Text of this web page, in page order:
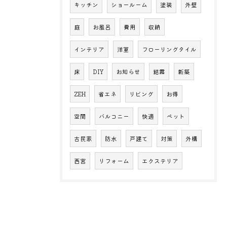
キッチン ショールーム 塗装 外壁
庭 お風呂 費用 収納
インテリア 洋室 フローリングタイル
床 DIY お知らせ 結露 新築
ZEH 省エネ リビング お得
空間 バルコニー 快適 ペット
古民家 防水 戸建て 対策 外構
西宮 リフォーム エクステリア